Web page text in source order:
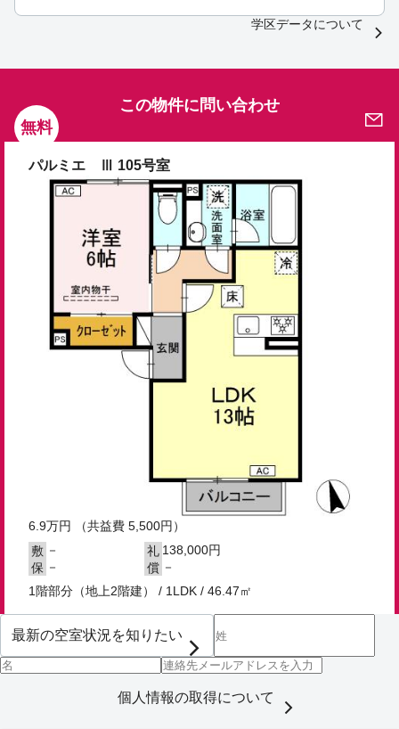
学区データについて
無料
この物件に問い合わせ
パルミエ Ⅲ 105号室
6.9万円
（共益費 5,500円）
敷 － 礼 138,000円
保 － 償 －
1階部分（地上2階建） / 1LDK / 46.47㎡
個人情報の取得について